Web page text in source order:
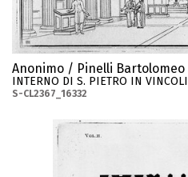
Anonimo / Pinelli Bartolomeo
INTERNO DI S. PIETRO IN VINCOLI
S-CL2367_16332